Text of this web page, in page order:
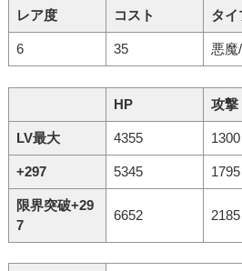
レア度 コスト タイ
6 35 悪魔
HP 攻撃
LV最大 4355 1300
+297 5345 1795
限界突破+29
7
6652 2185